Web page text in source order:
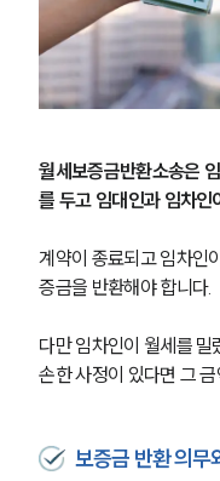
월세보증금반환소송은
를 두고 임대인과 임차인
계약이 종료되고 임차인
증금을 반환해야 합니다.
다만 임차인이 월세를 밀
손한 사정이 있다면 그
보증금 반환 의무